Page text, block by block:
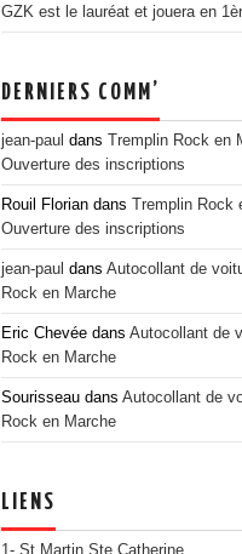
GZK est le lauréat et jouera en
DERNIERS COMM’
jean-paul dans
Tremplin Rock en
Ouverture des inscriptions
Rouil Florian dans
Tremplin
Ouverture des inscriptions
jean-paul dans Autocollant de
Rock en Marche
Eric Chevée dans Autocollant de
Rock en Marche
Sourisseau dans Autocollant de
Rock en Marche
LIENS
1- St Martin Ste Catherine